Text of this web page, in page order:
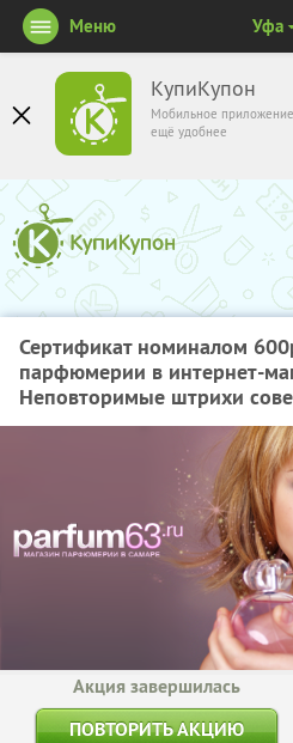
КупиКупон
Мобильное приложение
ещё удобнее
Меню Уфа
Сертификат номиналом
парфюмерии в интернет-
Неповторимые штрихи
Акция завершилась
ПОВТОРИТЬ АКЦИЮ